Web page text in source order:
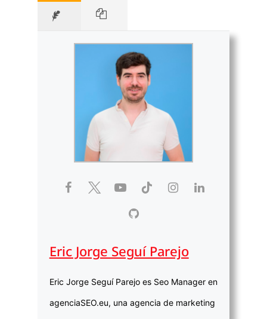
Eric Jorge Seguí Parejo
Eric Jorge Seguí Parejo es Seo Manager en
agenciaSEO.eu, una agencia de marketing